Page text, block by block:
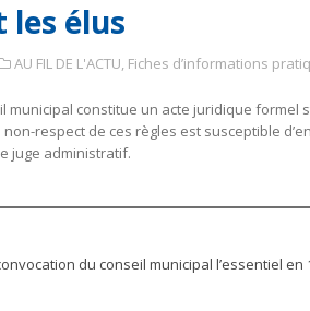
les élus
AU FIL DE L'ACTU, Fiches d’informations
municipal constitue un acte juridique formel
respect de ces règles est susceptible
juge administratif.
du conseil municipal l’essentiel en